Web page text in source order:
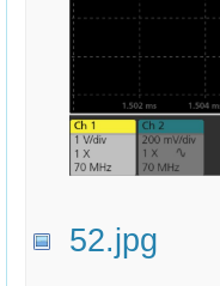
52.jpg